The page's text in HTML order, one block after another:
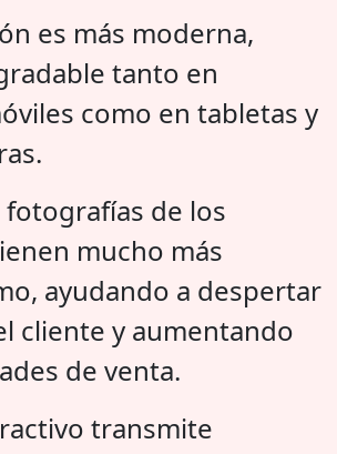
es más moderna,
tanto en
como en tabletas y
fotografías de los
mucho más
ayudando a despertar
cliente y aumentando
de venta.
transmite